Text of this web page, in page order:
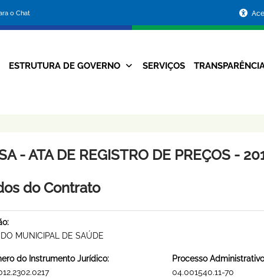
o Chat
da
Prefeitura
Navegação
ESTRUTURA DE GOVERNO SERVIÇOS
- ATA DE REGISTRO DE PREÇOS -
do Contrato
MUNICIPAL DE SAÚDE
do Instrumento Jurídico:
Processo
04.001540.11-70